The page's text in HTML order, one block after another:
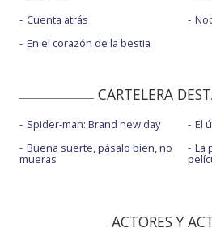
Cuenta atrás
En el corazón de la bestia
CARTELERA
Spider-man: Brand new day
Buena suerte, pásalo bien, no
mueras
El
La
ACTORES Y